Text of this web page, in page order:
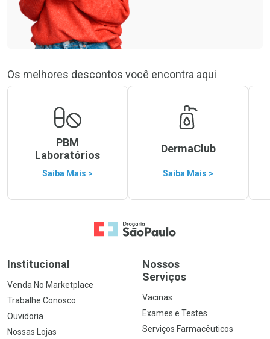
Os melhores descontos você encontra aqui
PBM
Laboratórios
Saiba Mais >
DermaClub
Saiba Mais >
Ir para a Home
Institucional
Venda No Marketplace
Trabalhe Conosco
Ouvidoria
Nossas Lojas
Nossos
Serviços
Vacinas
Exames e Testes
Serviços Farmacêuticos